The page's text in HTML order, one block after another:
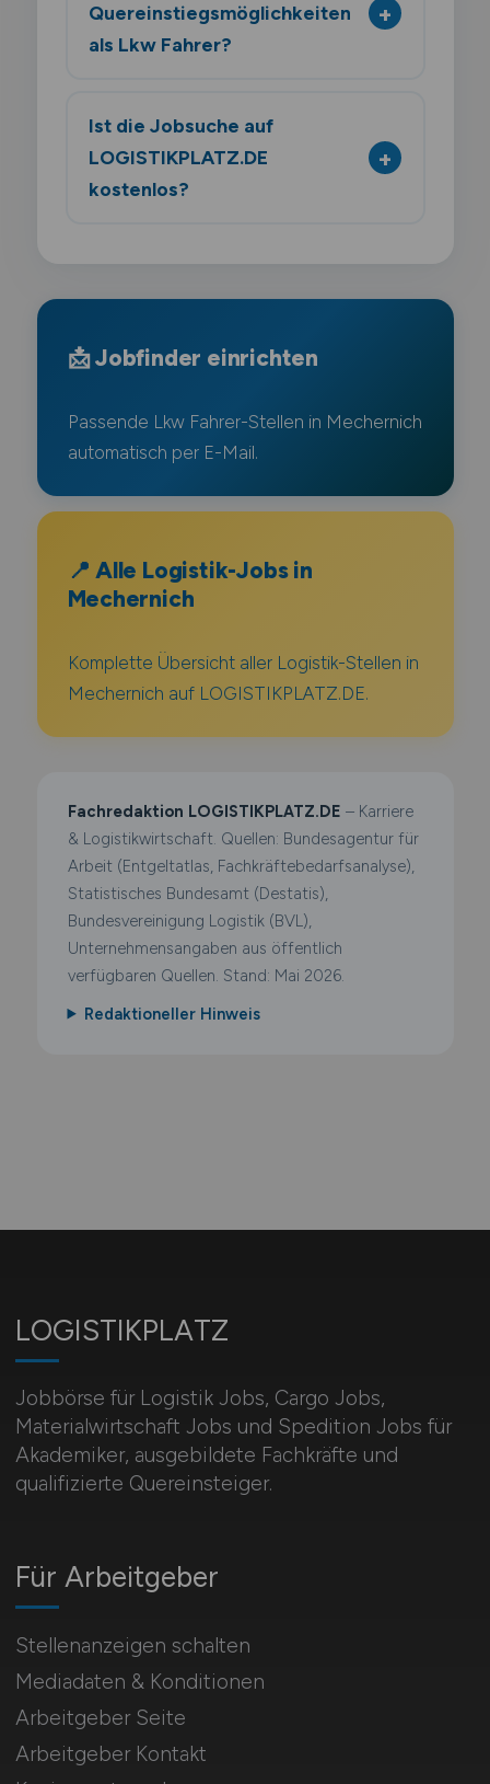
Quereinstiegsmöglichkeiten
als Lkw Fahrer?
Ist die Jobsuche auf
LOGISTIKPLATZ.DE
kostenlos?
📩 Jobfinder einrichten
Passende Lkw Fahrer-Stellen in Mechernich
automatisch per E-Mail.
📍 Alle Logistik-Jobs in
Mechernich
Komplette Übersicht aller Logistik-Stellen in
Mechernich auf LOGISTIKPLATZ.DE.
Fachredaktion LOGISTIKPLATZ.DE – Karriere
& Logistikwirtschaft. Quellen: Bundesagentur für
Arbeit (Entgeltatlas, Fachkräftebedarfsanalyse),
Statistisches Bundesamt (Destatis),
Bundesvereinigung Logistik (BVL),
Unternehmensangaben aus öffentlich
verfügbaren Quellen. Stand: Mai 2026.
Redaktioneller Hinweis
LOGISTIKPLATZ
Jobbörse für Logistik Jobs, Cargo Jobs,
Materialwirtschaft Jobs und Spedition Jobs für
Akademiker, ausgebildete Fachkräfte und
qualifizierte Quereinsteiger.
Für Arbeitgeber
Stellenanzeigen schalten
Mediadaten & Konditionen
Arbeitgeber Seite
Arbeitgeber Kontakt